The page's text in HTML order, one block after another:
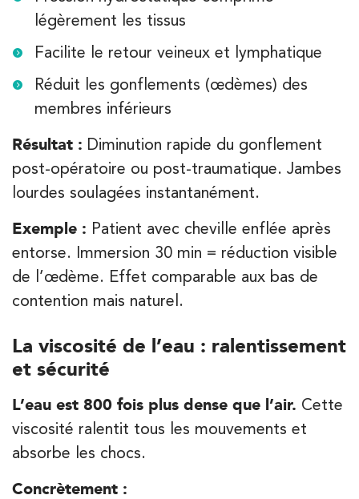
légèrement les tissus
Facilite le retour veineux et lymphatique
Réduit les gonflements (œdèmes) des
membres inférieurs
Résultat : Diminution rapide du gonflement
post-opératoire ou post-traumatique. Jambes
lourdes soulagées instantanément.
Exemple : Patient avec cheville enflée après
entorse. Immersion 30 min = réduction visible
de l’œdème. Effet comparable aux bas de
contention mais naturel.
La viscosité de l’eau : ralentissement
et sécurité
L’eau est 800 fois plus dense que l’air. Cette
viscosité ralentit tous les mouvements et
absorbe les chocs.
Concrètement :
IK Olympe Sante Antony – 92
28 Rue Velpeau 92160 Antony
28 Rue Velpeau 92160 Antony
01 76 21 71 41
PRENEZ RDV SUR
PRENEZ RDV SUR
74 Bd Haussmann 75008 Paris
PRENEZ RDV SUR
Kinésithérapie